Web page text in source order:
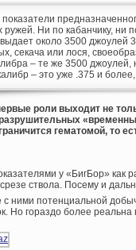
ружей. Ни по кабанчику, ни
около 3500 джоулей
секача или лося,
– те же 3500
– это уже .375 и
роли выходит не
гематомой, то
у «БигБор» как
ствола. Посему и
с ними потенциальной
Но гораздо более